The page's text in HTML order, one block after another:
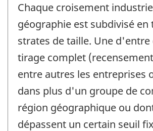
Chaque croisement
géographie est subdivisé en
strates de taille. Une d'entre
tirage complet
entre autres les entreprises
dans plus d'un groupe de
région géographique ou
dépassent un certain seuil